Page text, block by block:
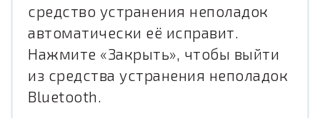
средство устранения неполадок
автоматически её исправит.
Нажмите «Закрыть», чтобы выйти
из средства устранения неполадок
Bluetooth.